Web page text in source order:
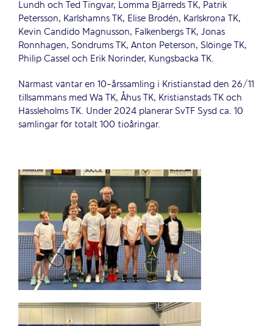
Lundh och Ted Tingvar, Lomma Bjärreds TK, Patrik
Petersson, Karlshamns TK, Elise Brodén, Karlskrona TK,
Kevin Candido Magnusson, Falkenbergs TK, Jonas
Ronnhagen, Söndrums TK, Anton Peterson, Slöinge TK,
Philip Cassel och Erik Norinder, Kungsbacka TK.
Närmast väntar en 10-årssamling i Kristianstad den 26/11
tillsammans med Wä TK, Åhus TK, Kristianstads TK och
Hässleholms TK. Under 2024 planerar SvTF Sysd ca. 10
samlingar för totalt 100 tioåringar.